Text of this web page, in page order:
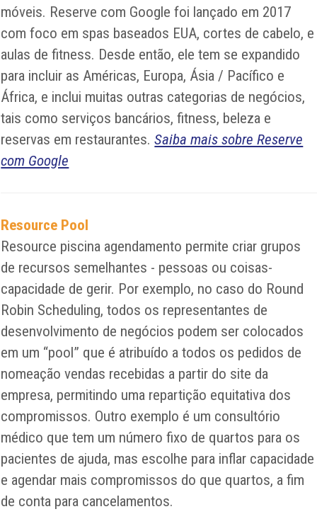
móveis. Reserve com Google foi lançado em 2017
com foco em spas baseados EUA, cortes de cabelo, e
aulas de fitness. Desde então, ele tem se expandido
para incluir as Américas, Europa, Ásia / Pacífico e
África, e inclui muitas outras categorias de negócios,
tais como serviços bancários, fitness, beleza e
reservas em restaurantes.Saiba mais sobre Reserve
com Google
Resource Pool
Resource piscina agendamento permite criar grupos
de recursos semelhantes - pessoas ou coisas-
capacidade de gerir. Por exemplo, no caso do Round
Robin Scheduling, todos os representantes de
desenvolvimento de negócios podem ser colocados
em um “pool” que é atribuído a todos os pedidos de
nomeação vendas recebidas a partir do site da
empresa, permitindo uma repartição equitativa dos
compromissos. Outro exemplo é um consultório
médico que tem um número fixo de quartos para os
pacientes de ajuda, mas escolhe para inflar capacidade
e agendar mais compromissos do que quartos, a fim
de conta para cancelamentos.